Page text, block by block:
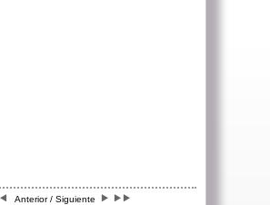
Anterior / Siguiente